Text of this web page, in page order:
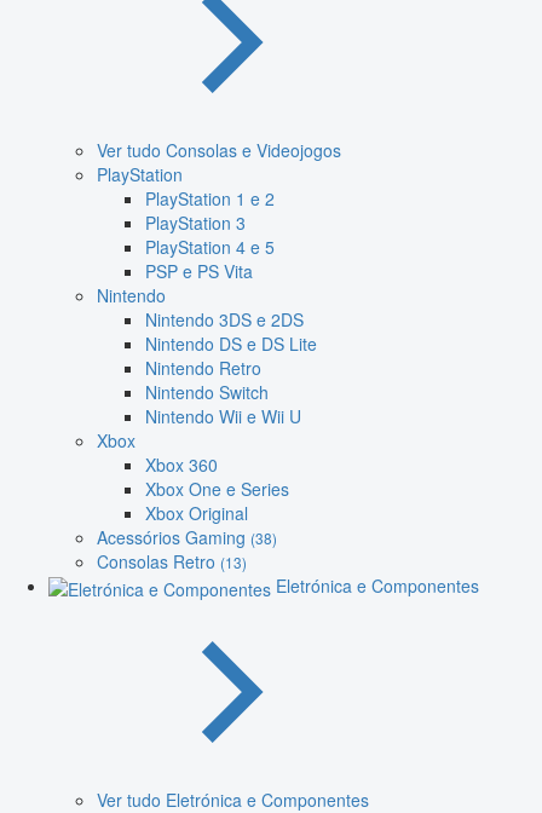
Ver tudo Consolas e Videojogos
PlayStation
PlayStation 1 e 2
PlayStation 3
PlayStation 4 e 5
PSP e PS Vita
Nintendo
Nintendo 3DS e 2DS
Nintendo DS e DS Lite
Nintendo Retro
Nintendo Switch
Nintendo Wii e Wii U
Xbox
Xbox 360
Xbox One e Series
Xbox Original
Acessórios Gaming (38)
Consolas Retro (13)
Eletrónica e Componentes
Ver tudo Eletrónica e Componentes